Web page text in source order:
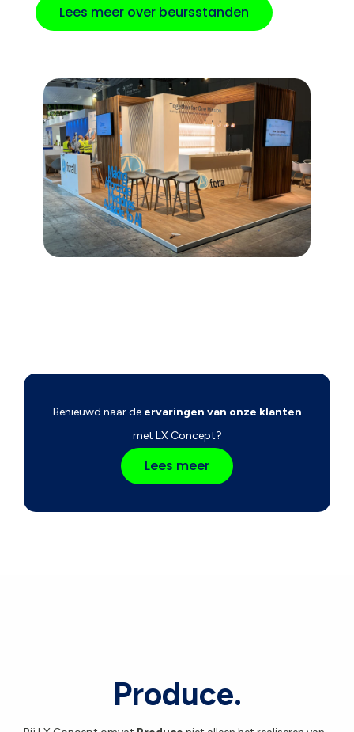
Lees meer over beursstanden
Benieuwd naar de ervaringen van onze klanten
met LX Concept?
Lees meer
Produce.